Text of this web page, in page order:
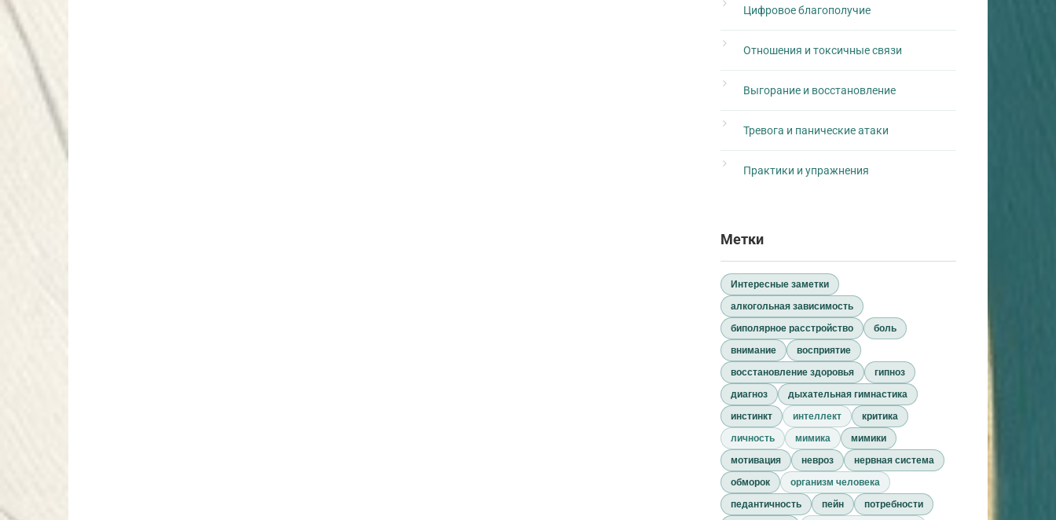
Цифровое благополучие
Отношения и токсичные связи
Выгорание и восстановление
Тревога и панические атаки
Практики и упражнения
Метки
Интересные заметки
алкогольная зависимость
биполярное расстройство
боль
внимание
восприятие
восстановление здоровья
гипноз
диагноз
дыхательная гимнастика
инстинкт
интеллект
критика
личность
мимика
мимики
мотивация
невроз
нервная система
обморок
организм человека
педантичность
пейн
потребности